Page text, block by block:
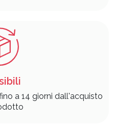
a 14 giorni dall'acquisto